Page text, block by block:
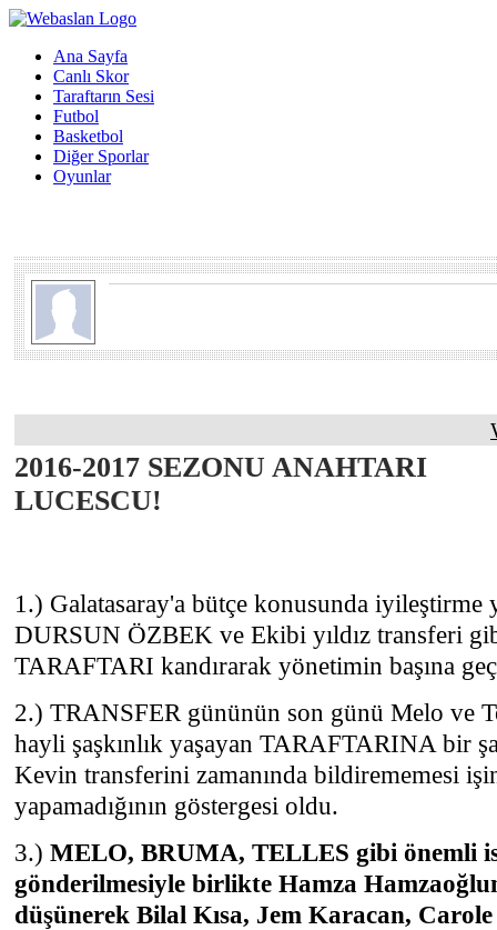
Ana Sayfa
Canlı Skor
Taraftarın Sesi
Futbol
Basketbol
Diğer Sporlar
Oyunlar
2016-2017 SEZONU ANAHTARI
LUCESCU!
1.) Galatasaray'a bütçe konusunda iyileştirme
DURSUN ÖZBEK ve Ekibi yıldız transferi
TARAFTARI kandırarak yönetimin başına
2.) TRANSFER gününün son günü Melo ve
hayli şaşkınlık yaşayan TARAFTARINA bir
Kevin transferini zamanında bildirememesi
yapamadığının göstergesi oldu.
3.) MELO, BRUMA, TELLES gibi önemli
gönderilmesiyle birlikte Hamza
düşünerek Bilal Kısa, Jem Karacan,